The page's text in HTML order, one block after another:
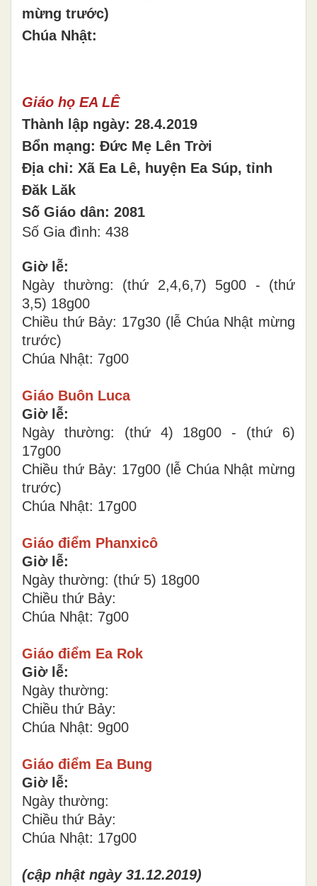
mừng trước)
Chúa Nhật:
Giáo họ EA LÊ
Thành lập ngày: 28.4.2019
Bổn mạng: Đức Mẹ Lên Trời
Địa chỉ: Xã Ea Lê, huyện Ea Súp, tỉnh
Đăk Lăk
Số Giáo dân: 2081
Số Gia đình: 438
Giờ lễ:
Ngày thường: (thứ 2,4,6,7) 5g00 - (thứ
3,5) 18g00
Chiều thứ Bảy: 17g30 (lễ Chúa Nhật mừng
trước)
Chúa Nhật: 7g00
Giáo Buôn Luca
Giờ lễ:
Ngày thường: (thứ 4) 18g00 - (thứ 6)
17g00
Chiều thứ Bảy: 17g00 (lễ Chúa Nhật mừng
trước)
Chúa Nhật: 17g00
Giáo điểm Phanxicô
Giờ lễ:
Ngày thường: (thứ 5) 18g00
Chiều thứ Bảy:
Chúa Nhật: 7g00
Giáo điểm Ea Rok
Giờ lễ:
Ngày thường:
Chiều thứ Bảy:
Chúa Nhật: 9g00
Giáo điểm Ea Bung
Giờ lễ:
Ngày thường:
Chiều thứ Bảy:
Chúa Nhật: 17g00
(cập nhật ngày 31.12.2019)